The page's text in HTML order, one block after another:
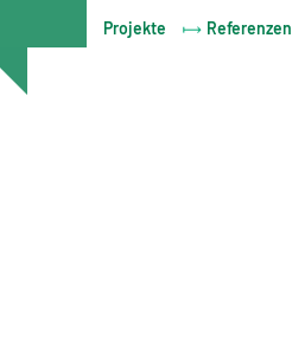
Projekte Referenzen